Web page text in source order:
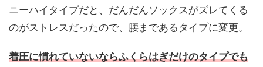
ニーハイタイプだと、だんだんソックスがズレてくる
のがストレスだったので、腰まであるタイプに変更。
着圧に慣れていないならふくらはぎだけのタイプでも